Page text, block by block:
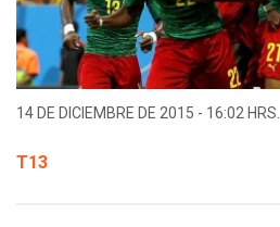
14 DE DICIEMBRE DE 2015 - 16:02 HRS.
T13